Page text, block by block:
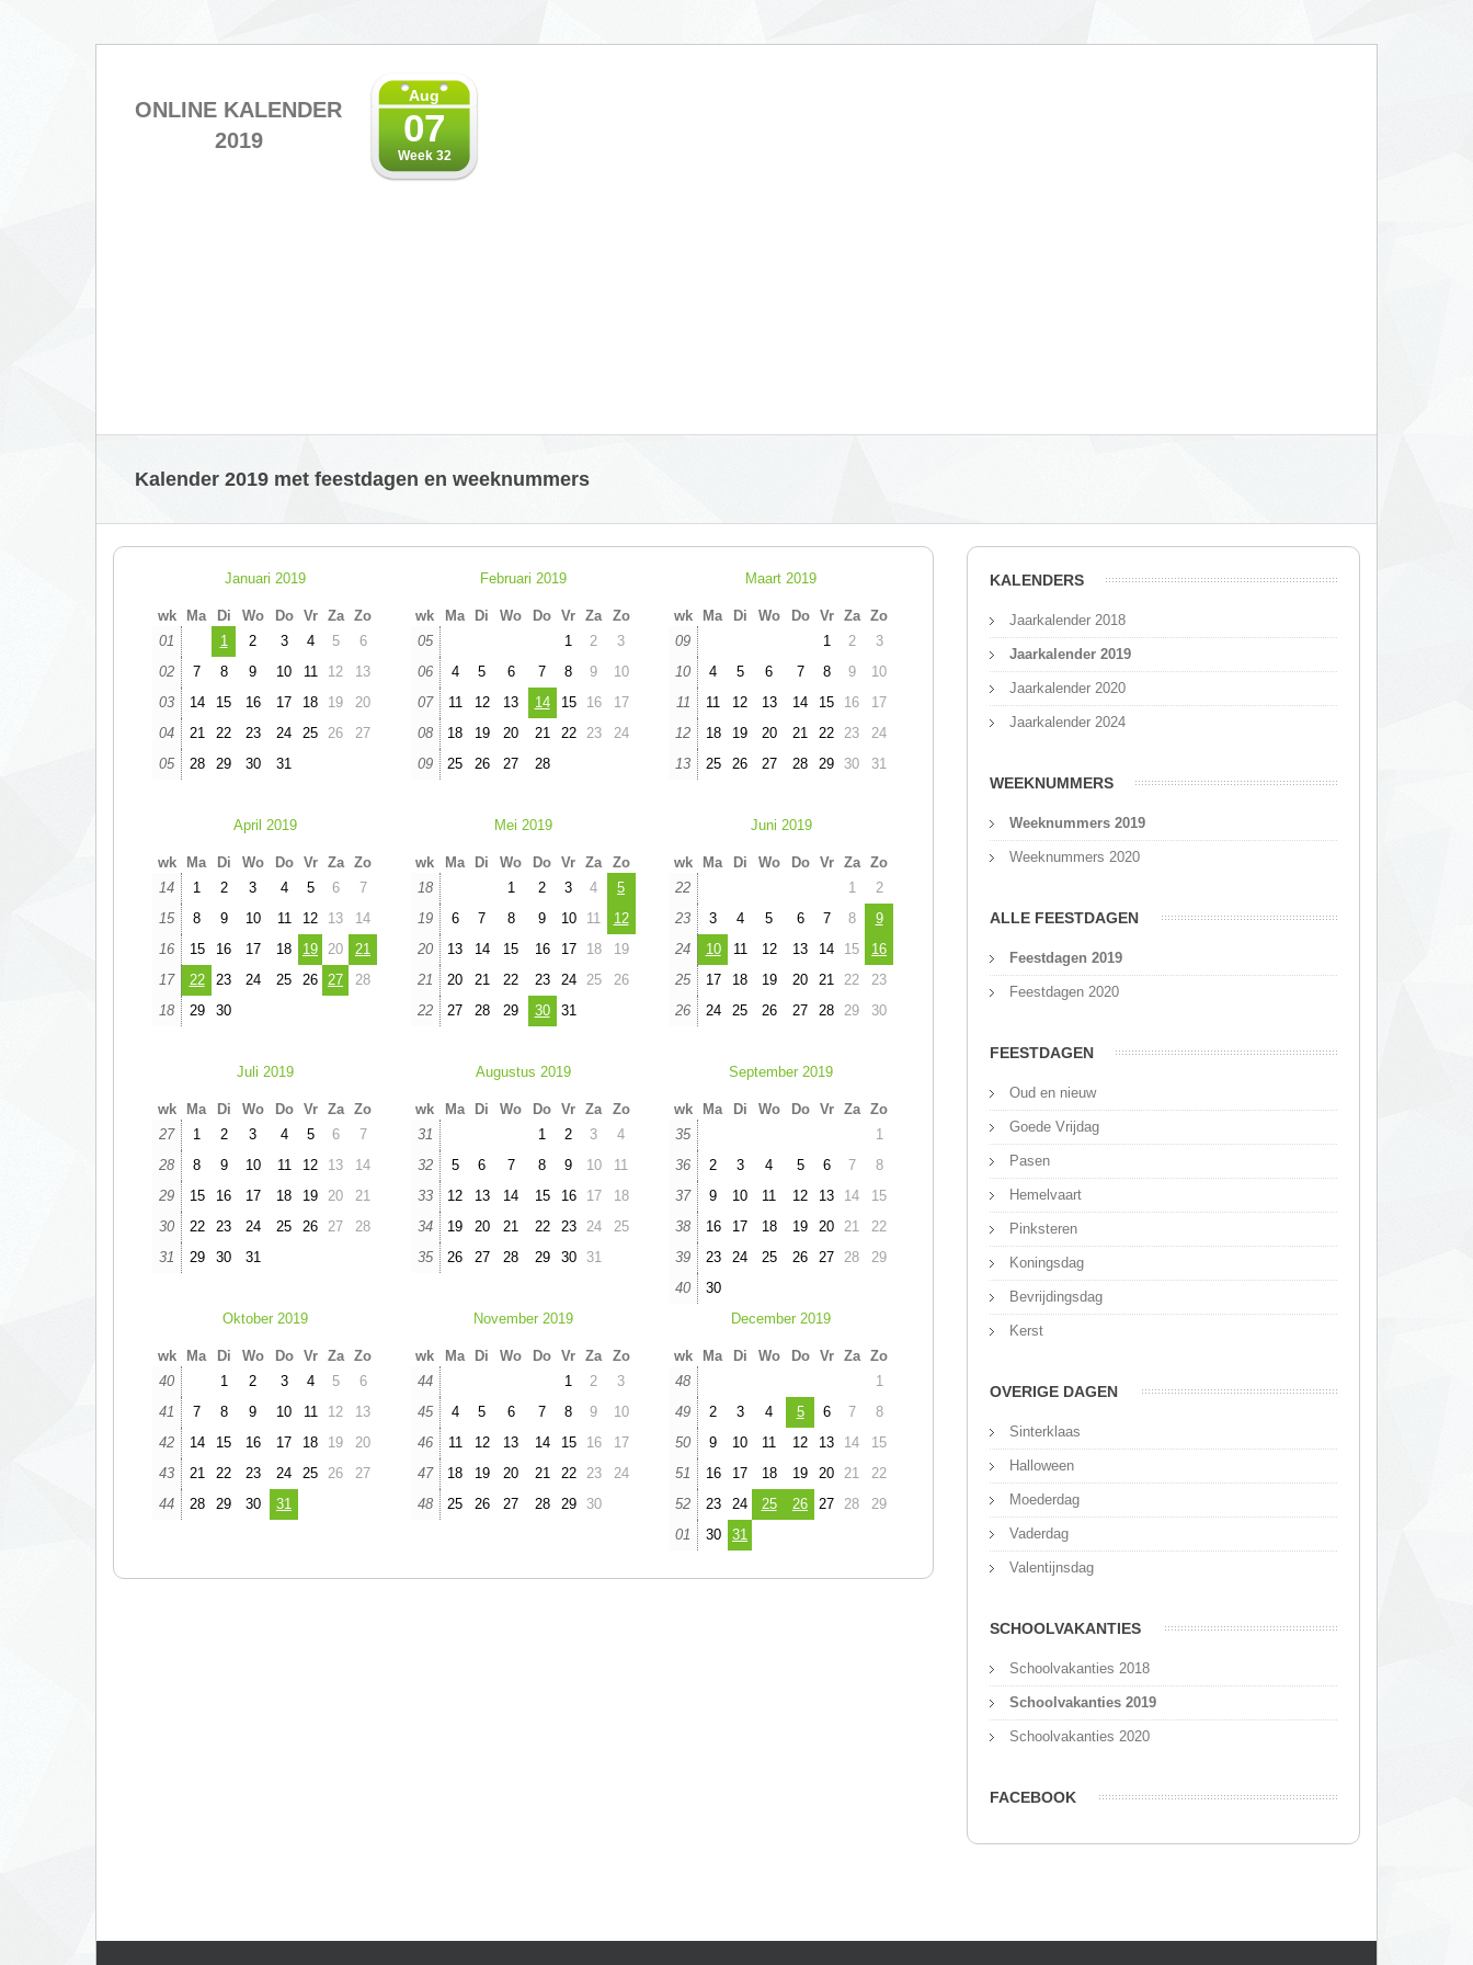
ONLINE KALENDER
2019
Aug
07
Week 32
Kalender 2019 met feestdagen en weeknummers
Januari 2019
wk Ma Di Wo Do Vr Za
Zo
01
1 2 3 4 5
6
02
7 8 9 10 11 12
13
03
14 15 16 17 18 19
20
04
21 22 23 24 25 26
27
05
28 29 30 31
Februari 2019
wk Ma Di Wo Do Vr Za
Zo
05
1 2
3
06
4 5 6 7 8 9
10
07
11 12 13 14 15 16
17
08
18 19 20 21 22 23
24
09
25 26 27 28
Maart 2019
wk Ma Di Wo Do Vr Za
Zo
09
1 2
3
10
4 5 6 7 8 9
10
11
11 12 13 14 15 16
17
12
18 19 20 21 22 23
24
13
25 26 27 28 29 30 31
April 2019
wk Ma Di Wo Do Vr Za
Zo
14
1 2 3 4 5 6
7
15
8 9 10 11 12 13
14
16
15 16 17 18 19 20
21
17
22 23 24 25 26 27
28
18
29 30
Mei 2019
wk Ma Di Wo Do Vr Za
Zo
18
1 2 3 4
5
19
6 7 8 9 10 11
12
20
13 14 15 16 17 18
19
21
20 21 22 23 24 25
26
22
27 28 29 30 31
Juni 2019
wk Ma Di Wo Do Vr Za
Zo
22
1
2
23
3 4 5 6 7 8
9
24
10 11 12 13 14 15
16
25
17 18 19 20 21 22
23
26
24 25 26 27 28 29 30
Juli 2019
wk Ma Di Wo Do Vr Za
Zo
27
1 2 3 4 5 6
7
28
8 9 10 11 12 13
14
29
15 16 17 18 19 20
21
30
22 23 24 25 26 27
28
31
29 30 31
Augustus 2019
wk Ma Di Wo Do Vr Za
Zo
31
1 2 3
4
32
5 6 7 8 9 10
11
33
12 13 14 15 16 17
18
34
19 20 21 22 23 24
25
35
26 27 28 29 30 31
September 2019
wk Ma Di Wo Do Vr Za
Zo
35
1
36
2 3 4 5 6 7
8
37
9 10 11 12 13 14
15
38
16 17 18 19 20 21
22
39
23 24 25 26 27 28
29
40
30
Oktober 2019
wk Ma Di Wo Do Vr Za
Zo
40
1 2 3 4 5
6
41
7 8 9 10 11 12
13
42
14 15 16 17 18 19
20
43
21 22 23 24 25 26
27
44
28 29 30 31
November 2019
wk Ma Di Wo Do Vr Za
Zo
44
1 2
3
45
4 5 6 7 8 9
10
46
11 12 13 14 15 16
17
47
18 19 20 21 22 23
24
48
25 26 27 28 29 30
December 2019
wk Ma Di Wo Do Vr Za
Zo
48
1
49
2 3 4 5 6 7
8
50
9 10 11 12 13 14
15
51
16 17 18 19 20 21
22
52
23 24 25 26 27 28
29
01
30 31
KALENDERS
Jaarkalender 2018
Jaarkalender 2019
Jaarkalender 2020
Jaarkalender 2024
WEEKNUMMERS
Weeknummers 2019
Weeknummers 2020
ALLE FEESTDAGEN
Feestdagen 2019
Feestdagen 2020
FEESTDAGEN
Oud en nieuw
Goede Vrijdag
Pasen
Hemelvaart
Pinksteren
Koningsdag
Bevrijdingsdag
Kerst
OVERIGE DAGEN
Sinterklaas
Halloween
Moederdag
Vaderdag
Valentijnsdag
SCHOOLVAKANTIES
Schoolvakanties 2018
Schoolvakanties 2019
Schoolvakanties 2020
FACEBOOK